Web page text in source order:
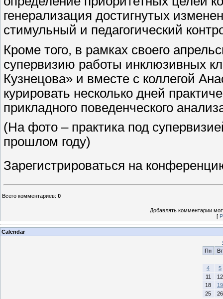
генерализация достигнутых
стимульный и педагогический
Кроме того, в рамках своего
супервизию работы инклюзивных
Кузнецова» и вместе с коллегой
курировать несколько дней
прикладного поведенческого
(На фото – практика под
прошлом году)
Зарегистрироваться на
Всего комментариев: 0
Добавлять комментарии
[
Calendar
Пн
Вт
4
5
11
12
18
19
25
26